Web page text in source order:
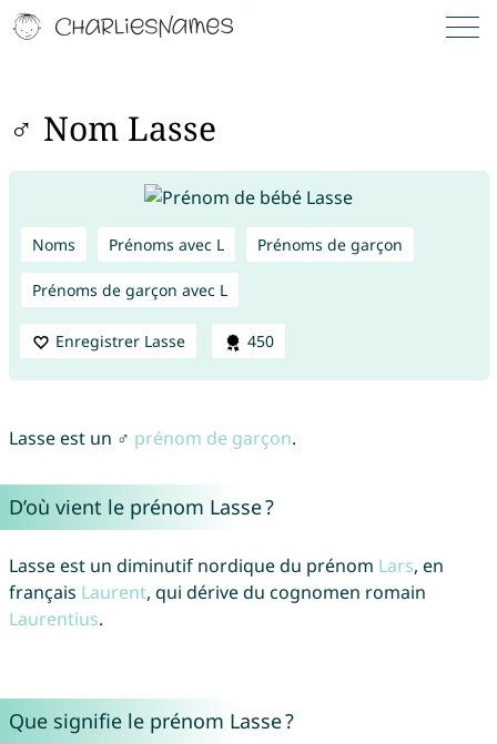
♂ Nom Lasse
Noms Prénoms avec L Prénoms de garçon
Prénoms de garçon avec L
Enregistrer Lasse 450
Lasse est un ♂ prénom de garçon.
D’où vient le prénom Lasse ?
Lasse est un diminutif nordique du prénom Lars, en
français Laurent, qui dérive du cognomen romain
Laurentius.
Que signifie le prénom Lasse ?